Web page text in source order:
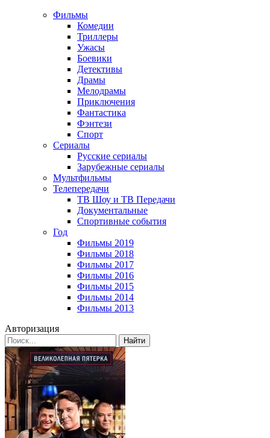
Фильмы
Комедии
Триллеры
Ужасы
Боевики
Детективы
Драмы
Мелодрамы
Приключения
Фантастика
Фэнтези
Спорт
Сериалы
Русские сериалы
Зарубежные сериалы
Мультфильмы
Телепередачи
ТВ Шоу и ТВ Передачи
Документальные
Спортивные события
Год
Фильмы 2019
Фильмы 2018
Фильмы 2017
Фильмы 2016
Фильмы 2015
Фильмы 2014
Фильмы 2013
Авторизация
Найти